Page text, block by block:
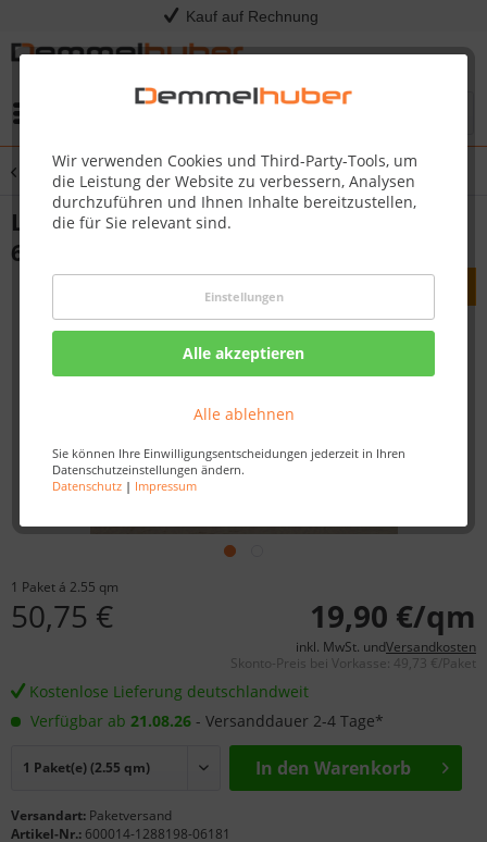
Kauf auf Rechnung
Wir verwenden Cookies und Third-Party-Tools, um
die Leistung der Website zu verbessern, Analysen
durchzuführen und Ihnen Inhalte bereitzustellen,
die für Sie relevant sind.
Einstellungen
Alle akzeptieren
Alle ablehnen
Sie können Ihre Einwilligungsentscheidungen jederzeit in Ihren
Datenschutzeinstellungen ändern.
Datenschutz| Impressum
Übersicht Laminat
Laminat Classic LC 75 Eiche weiß gelaugt
6181
1 Paket á 2.55 qm
50,75 € 19,90 €/qm
inkl. MwSt. undVersandkosten
Skonto-Preis bei Vorkasse: 49,73 €/Paket
Kostenlose Lieferung deutschlandweit
Verfügbar ab 21.08.26 - Versanddauer 2-4 Tage*
In den Warenkorb
Versandart: Paketversand
Artikel-Nr.: 600014-1288198-06181